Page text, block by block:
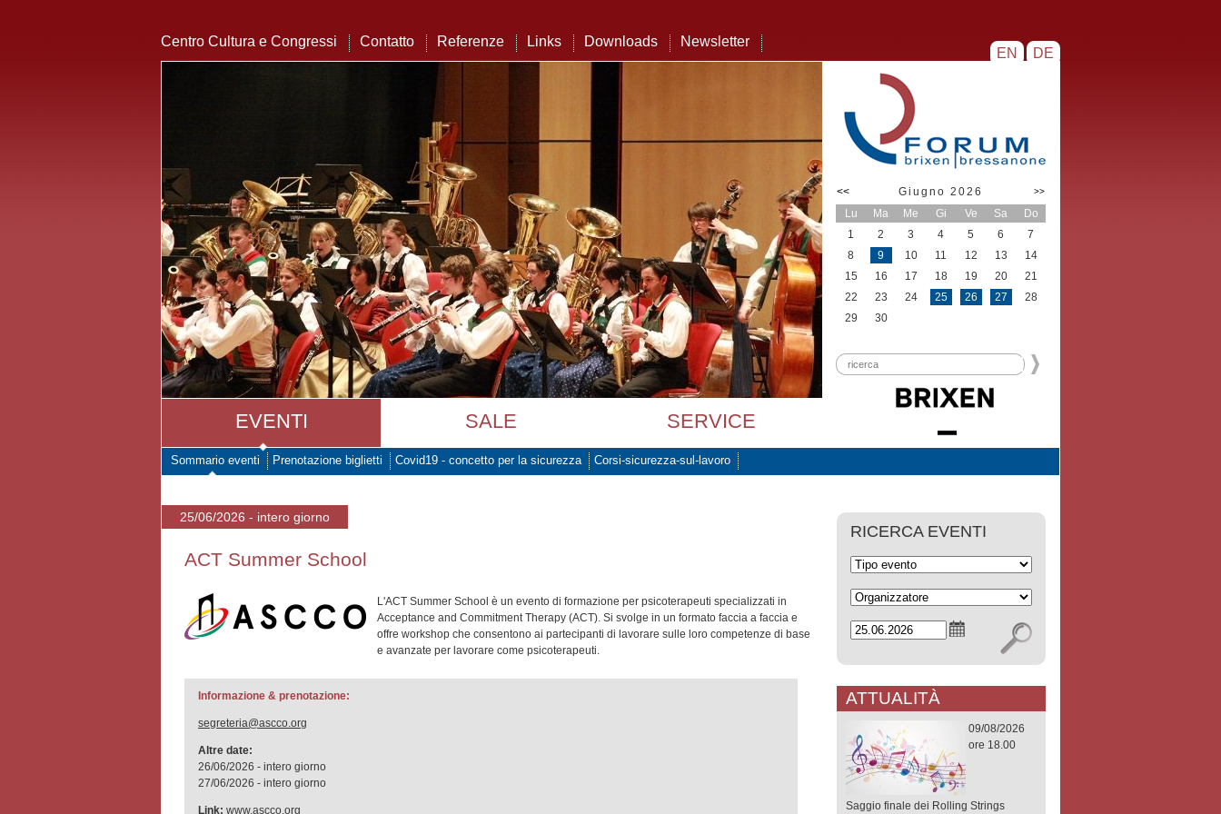
EN DE
Centro Cultura e Congressi Contatto Referenze Links Downloads Newsletter
EVENTI SALE SERVICE
<< Giugno 2026 >>
Lu Ma Me Gi Ve Sa
Do
1
2 3 4 5 6
7
8
9 10 11 12 13
14
15
16 17 18 19 20
21
22
23 24 25 26 27
28
29
30
Sommario eventi Prenotazione biglietti Covid19 - concetto per la sicurezza Corsi-sicurezza-sul-lavoro
25/06/2026 - intero giorno
ACT Summer School
L'ACT Summer School è un evento di formazione per psicoterapeuti specializzati in
Acceptance and Commitment Therapy (ACT). Si svolge in un formato faccia a faccia e
offre workshop che consentono ai partecipanti di lavorare sulle loro competenze di base
e avanzate per lavorare come psicoterapeuti.
Informazione & prenotazione:
segreteria@ascco.org
Altre date:
26/06/2026 - intero giorno
27/06/2026 - intero giorno
Link: www.ascco.org
RICERCA EVENTI
ATTUALITÀ
09/08/2026
ore 18.00
Saggio finale dei Rolling Strings